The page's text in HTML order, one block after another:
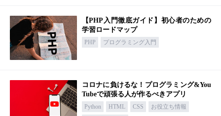
【PHP入門徹底ガイド】初心者のための
学習ロードマップ
PHP プログラミング入門
コロナに負けるな！プログラミング&You
Tubeで頑張る人が作るべきアプリ
Python HTML CSS
お役立ち情報